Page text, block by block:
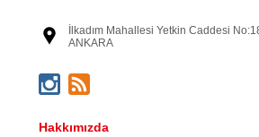
İlkadım Mahallesi Yetkin Caddesi
ANKARA
Hakkımızda